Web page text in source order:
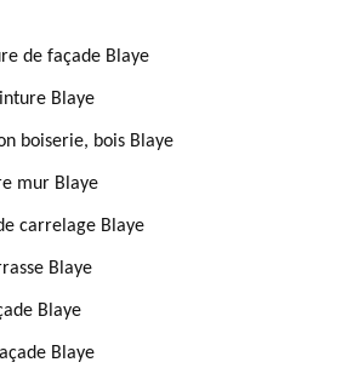
de façade Blaye
Blaye
boiserie, bois Blaye
mur Blaye
carrelage Blaye
Blaye
Blaye
Blaye